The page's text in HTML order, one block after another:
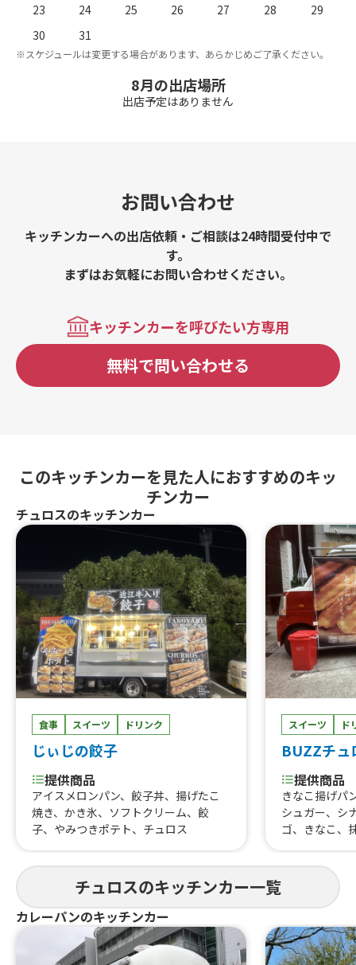
23
24 25 26 27 28
29
30
31
※スケジュールは変更する場合があります、あらかじめご了承ください。
8月の出店場所
出店予定はありません
お問い合わせ
キッチンカーへの出店依頼・ご相談は24時間受付中で
す。
まずはお気軽にお問い合わせください。
キッチンカーを呼びたい方専用
無料で問い合わせる
このキッチンカーを見た人におすすめのキッ
チンカー
チュロスのキッチンカー
食事 スイーツ ドリンク
じぃじの餃子
提供商品
アイスメロンパン、餃子丼、揚げたこ
焼き、かき氷、ソフトクリーム、餃
子、やみつきポテト、チュロス
スイーツ ド
BUZZチュ
提供商品
きなこ揚げパ
シュガー、シ
ゴ、きなこ、
モネードソー
チュロスのキッチンカー一覧
カレーパンのキッチンカー